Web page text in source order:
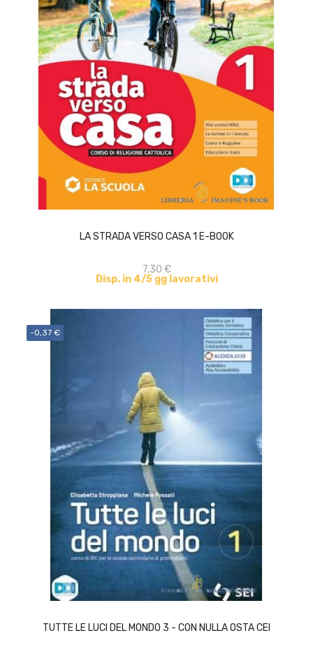
LA STRADA VERSO CASA 1 E-BOOK
7,30 €
Disp. in 4/5 gg lavorativi
ACQUISTA
-0,37 €
TUTTE LE LUCI DEL MONDO 3 - CON NULLA OSTA CEI
ACQUISTA